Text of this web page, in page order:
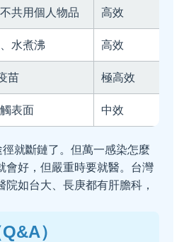
共用個人物品 高效
水煮沸 高效
苗 極高效
表面 中效
就斷鏈了。但萬一感染怎麼
會好，但嚴重時要就醫。台灣
如台大、長庚都有肝膽科，
）